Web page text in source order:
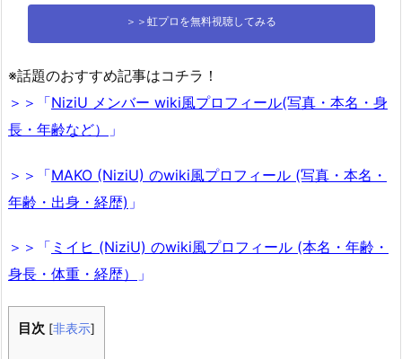
＞＞虹プロを無料視聴してみる
※話題のおすすめ記事はコチラ！
＞＞「NiziU メンバー wiki風プロフィール(写真・本名・身
長・年齢など）
」
＞＞「MAKO (NiziU) のwiki風プロフィール (写真・本名・
年齢・出身・経歴) 」
＞＞「 ミイヒ (NiziU) のwiki風プロフィール (本名・年齢・
身長・体重・経歴）
」
目次 [非表示]